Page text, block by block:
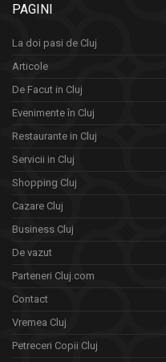
PAGINI
La doi pasi de Cluj
Articole
De Facut in Cluj
Evenimente în Cluj
Restaurante in Cluj
Servicii in Cluj
Shopping Cluj
Cazare Cluj
Business Cluj
De vazut
Parteneri Cluj.com
Contact
Vremea Cluj
Petreceri Copii Cluj